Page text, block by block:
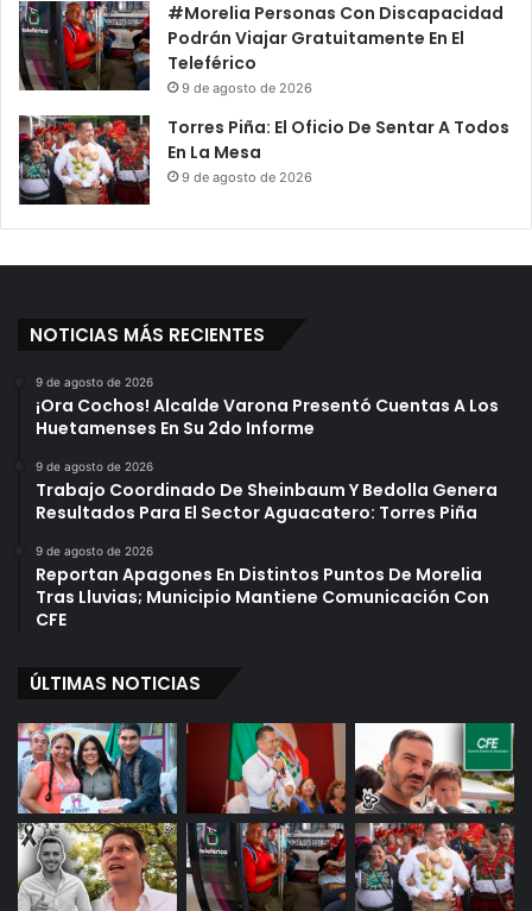
#Morelia Personas Con Discapacidad
Podrán Viajar Gratuitamente En El
Teleférico
9 de agosto de 2026
Torres Piña: El Oficio De Sentar A Todos
En La Mesa
9 de agosto de 2026
NOTICIAS MÁS RECIENTES
9 de agosto de 2026
¡Ora Cochos! Alcalde Varona Presentó Cuentas A Los
Huetamenses En Su 2do Informe
9 de agosto de 2026
Trabajo Coordinado De Sheinbaum Y Bedolla Genera
Resultados Para El Sector Aguacatero: Torres Piña
9 de agosto de 2026
Reportan Apagones En Distintos Puntos De Morelia
Tras Lluvias; Municipio Mantiene Comunicación Con
CFE
ÚLTIMAS NOTICIAS